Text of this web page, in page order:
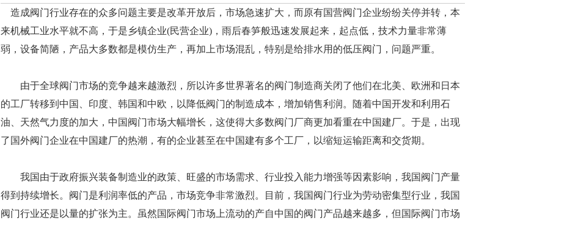
造成阀门行业存在的众多问题主要是改革开放后，市场急速扩大，而原有国营阀门企业纷纷关停并转，本
来机械工业水平就不高，于是乡镇企业(民营企业)，雨后春笋般迅速发展起来，起点低，技术力量非常薄
弱，设备简陋，产品大多数都是模仿生产，再加上市场混乱，特别是给排水用的低压阀门，问题严重。
由于全球阀门市场的竞争越来越激烈，所以许多世界著名的阀门制造商关闭了他们在北美、欧洲和日本
的工厂转移到中国、印度、韩国和中欧，以降低阀门的制造成本，增加销售利润。随着中国开发和利用石
油、天然气力度的加大，中国阀门市场大幅增长，这使得大多数阀门厂商更加看重在中国建厂。于是，出现
了国外阀门企业在中国建厂的热潮，有的企业甚至在中国建有多个工厂，以缩短运输距离和交货期。
我国由于政府振兴装备制造业的政策、旺盛的市场需求、行业投入能力增强等因素影响，我国阀门产量
得到持续增长。阀门是利润率低的产品，市场竞争非常激烈。目前，我国阀门行业为劳动密集型行业，我国
阀门行业还是以量的扩张为主。虽然国际阀门市场上流动的产自中国的阀门产品越来越多，但国际阀门市场